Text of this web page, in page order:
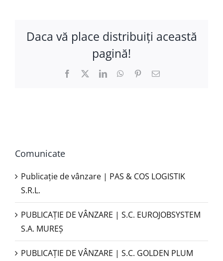
Daca vă place distribuiţi această
pagină!
Facebook LinkedInWhatsApp
Pinterest
E-
Comunicate
Publicație de vânzare | PAS & COS LOGISTIK
S.R.L.
PUBLICAŢIE DE VÂNZARE | S.C. EUROJOBSYSTEM
S.A. MUREȘ
PUBLICAȚIE DE VÂNZARE | S.C. GOLDEN PLUM